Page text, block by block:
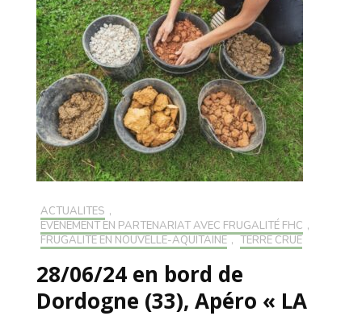
ACTUALITÉS ,
EVÉNEMENT EN PARTENARIAT AVEC FRUGALITÉ FHC ,
FRUGALITÉ EN NOUVELLE-AQUITAINE , TERRE CRUE
28/06/24 en bord de
Dordogne (33), Apéro « LA